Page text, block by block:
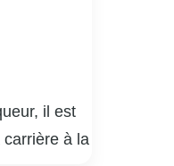
il est
à la